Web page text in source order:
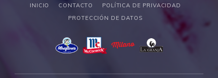
INICIO CONTACTO
POLÍTICA DE PRIVACIDAD
PROTECCIÓN DE DATOS